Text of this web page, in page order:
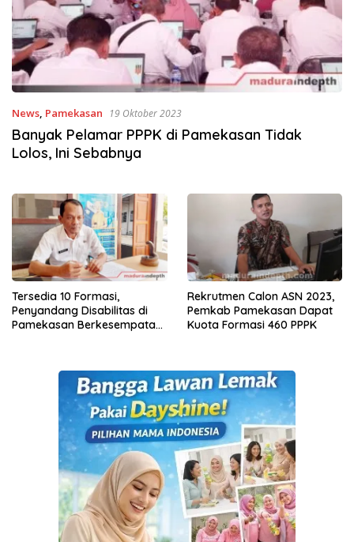
News, Pamekasan 19 Oktober 2023
Banyak Pelamar PPPK di Pamekasan Tidak
Lolos, Ini Sebabnya
Tersedia 10 Formasi,
Penyandang Disabilitas di
Pamekasan Berkesempatan
Rekrutmen Calon ASN 2023,
Pemkab Pamekasan Dapat
Kuota Formasi 460 PPPK